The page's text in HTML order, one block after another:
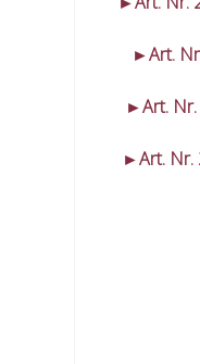
►Art.
►Art. Nr.
►Art. Nr.